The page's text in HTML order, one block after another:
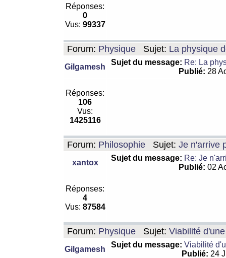
Réponses:
0
Vus: 99337
Forum: Physique Sujet: La physique
Gilgamesh
Sujet du message: Re: La
Publié: 28
Réponses:
106
Vus:
1425116
Forum: Philosophie Sujet: Je n'arrive
xantox
Sujet du message: Re: Je
Publié: 02
Réponses:
4
Vus: 87584
Forum: Physique Sujet: Viabilité
Gilgamesh
Sujet du message: Viabilité
Publié: 24